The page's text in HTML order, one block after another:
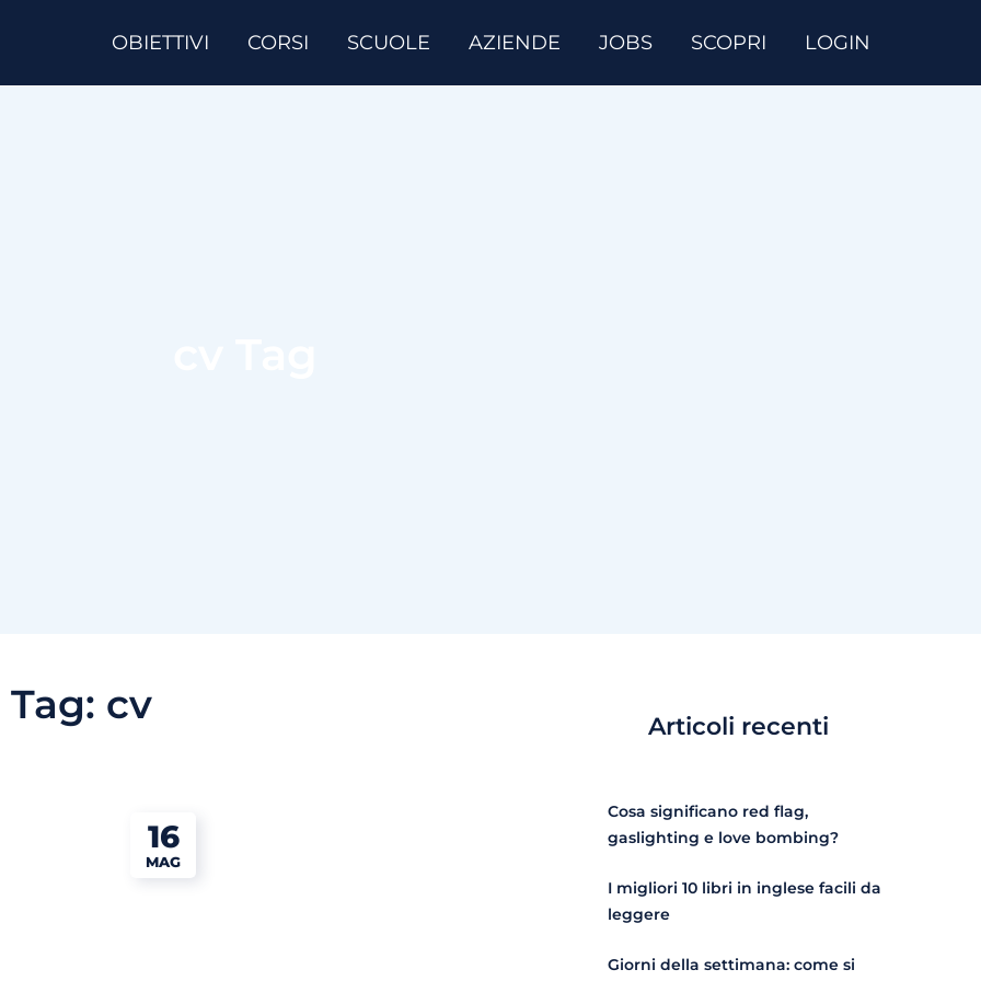
OBIETTIVI CORSI SCUOLE AZIENDE JOBS SCOPRI LOGIN
Tag: cv
16
MAG
Articoli recenti
Cosa significano red flag,
gaslighting e love bombing?
I migliori 10 libri in inglese facili da
leggere
Giorni della settimana: come si